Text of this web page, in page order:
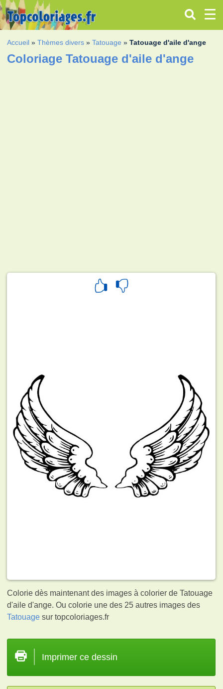
Accueil »Thèmes divers »Tatouage »Tatouage d'aile d'ange
Coloriage Tatouage d'aile d'ange
Colorie dès maintenant des images à colorier de Tatouage
d'aile d'ange. Ou colorie une des 25 autres images des
Tatouage sur topcoloriages.fr
Imprimer ce dessin